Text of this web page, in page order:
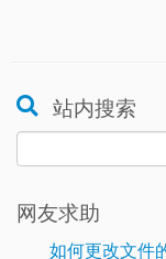
站内搜索
索：
网友求助
如何更改文件